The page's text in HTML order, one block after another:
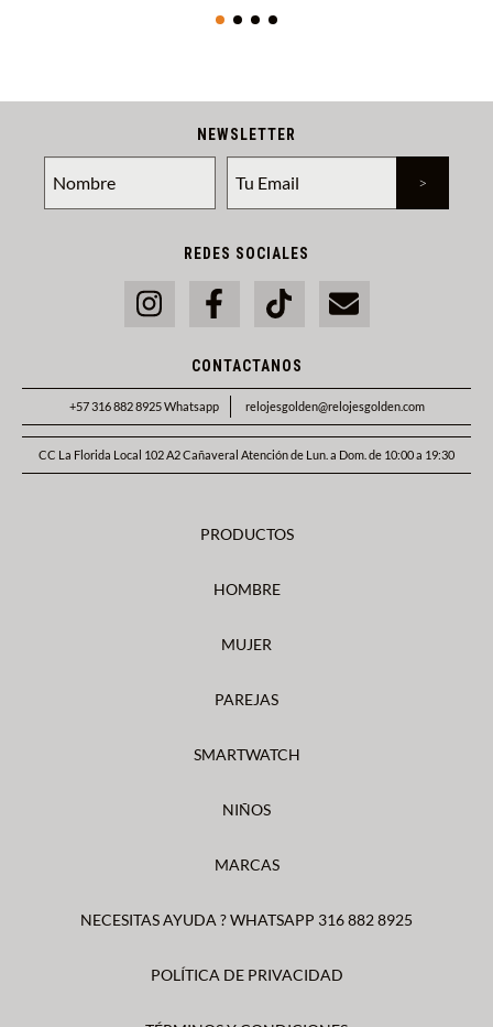
NEWSLETTER
REDES SOCIALES
CONTACTANOS
+57 316 882 8925 Whatsapp relojesgolden@relojesgolden.com
CC La Florida Local 102 A2 Cañaveral Atención de Lun. a Dom. de 10:00 a 19:30
PRODUCTOS
HOMBRE
MUJER
PAREJAS
SMARTWATCH
NIÑOS
MARCAS
NECESITAS AYUDA ? WHATSAPP 316 882 8925
POLÍTICA DE PRIVACIDAD